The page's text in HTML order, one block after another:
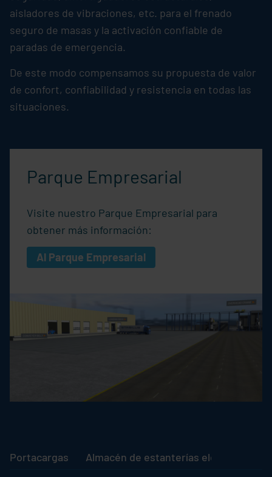
aisladores de vibraciones, etc. para el frenado
seguro de masas y la activación confiable de
paradas de emergencia.
De este modo compensamos su propuesta de valor
de confort, confiabilidad y resistencia en todas las
situaciones.
Parque Empresarial
Visite nuestro Parque Empresarial para
obtener más información:
Al Parque Empresarial
Portacargas Almacén de estanterías elevadas y